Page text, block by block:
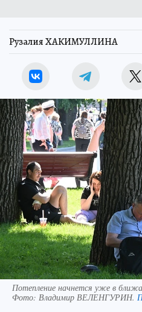
Рузалия ХАКИМУЛЛИНА
Потепление начнется уже в
Фото: Владимир ВЕЛЕНГУРИН.